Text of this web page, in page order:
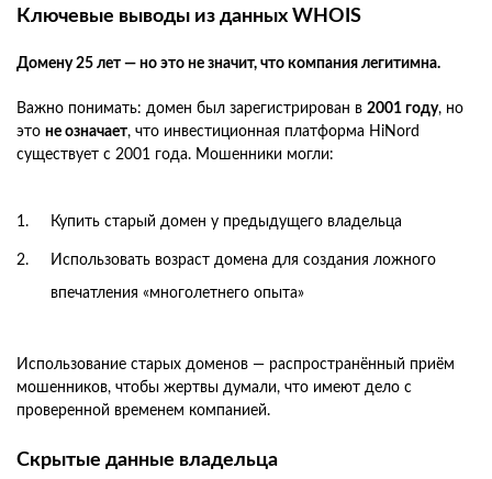
Ключевые выводы из данных WHOIS
Домену 25 лет — но это не значит, что компания легитимна.
Важно понимать: домен был зарегистрирован в 2001 году, но
это не означает, что инвестиционная платформа HiNord
существует с 2001 года. Мошенники могли:
Купить старый домен у предыдущего владельца
Использовать возраст домена для создания ложного
впечатления «многолетнего опыта»
Использование старых доменов — распространённый приём
мошенников, чтобы жертвы думали, что имеют дело с
проверенной временем компанией.
Скрытые данные владельца